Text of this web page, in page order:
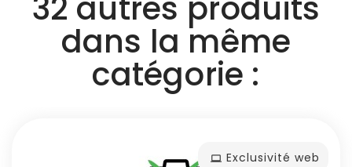
dans la même
catégorie :
Exclusivité web